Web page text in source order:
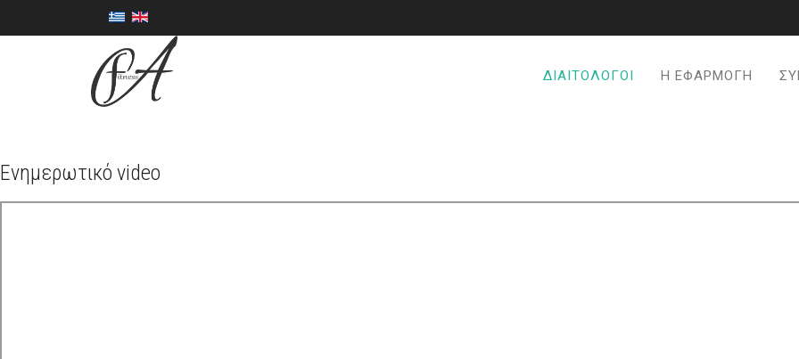
ΔΙΑΙΤΟΛΌΓΟΙ Η ΕΦΑΡΜΟΓΉ
Ενημερωτικό video